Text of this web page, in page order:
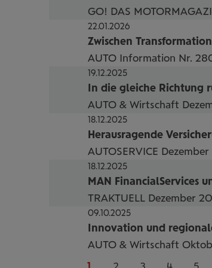
GO! DAS
22.01.2026
Zwischen
AUTO Information Nr.
19.12.2025
In die gleiche Richtung
AUTO & Wirtschaft
18.12.2025
Herausragende
AUTOSERVICE
18.12.2025
MAN FinancialServices
TRAKTUELL Dezember
09.10.2025
Innovation und
AUTO & Wirtschaft